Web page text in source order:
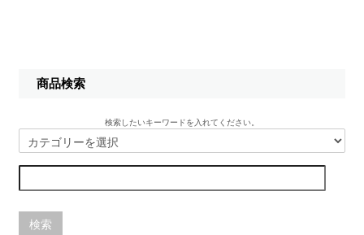
商品検索
検索したいキーワードを入れてください。
検索